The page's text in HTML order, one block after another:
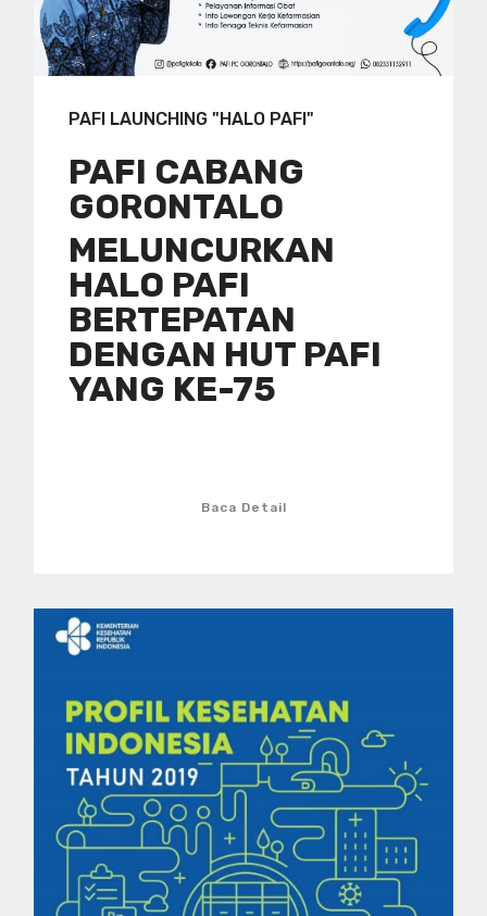
PAFI LAUNCHING "HALO PAFI"
PAFI CABANG
GORONTALO
MELUNCURKAN
HALO PAFI
BERTEPATAN
DENGAN HUT PAFI
YANG KE-75
Baca Detail